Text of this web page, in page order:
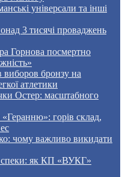
універсали та інші
3 тисячі проваджень
Горнова посмертно
бронзу на
атлетики
Остер: масштабного
горів склад,
чому важливо викидати
спеки: як КП «ВУКГ»